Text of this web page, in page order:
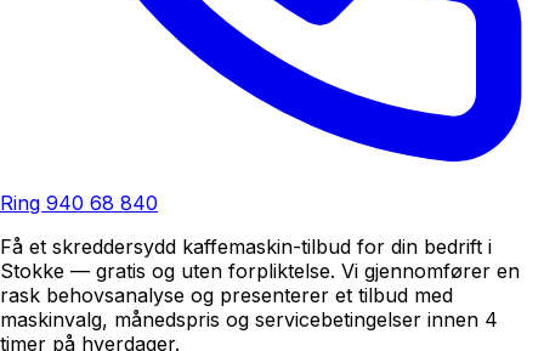
Ring 940 68 840
Få et skreddersydd kaffemaskin-tilbud for din bedrift i
Stokke — gratis og uten forpliktelse. Vi gjennomfører en
rask behovsanalyse og presenterer et tilbud med
maskinvalg, månedspris og servicebetingelser innen 4
timer på hverdager.